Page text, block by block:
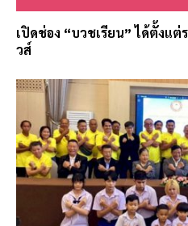
เปิดช่อง “บวชเรียน” ได้ตั้งแ
วส์